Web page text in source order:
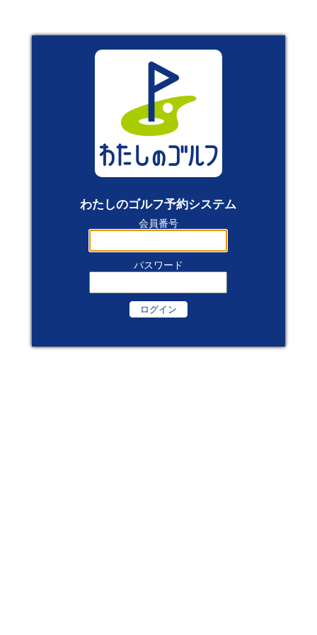
わたしのゴルフ予約システム
会員番号
パスワード
ログイン